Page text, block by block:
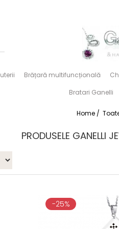
Brățară multifuncțională
Bratari Ganelli
Home /
PRODUSELE GANELLI
-25%